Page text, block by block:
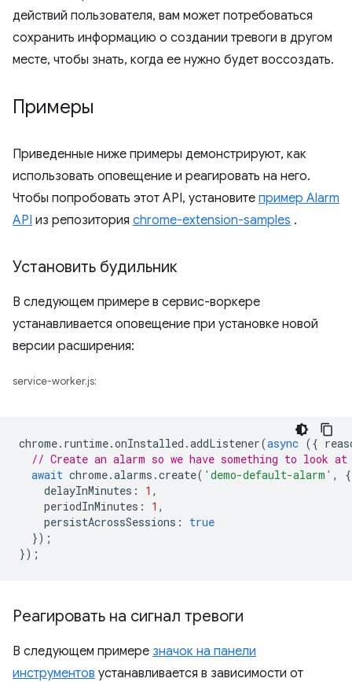
действий пользователя, вам может потребоваться
сохранить информацию о создании тревоги в другом
месте, чтобы знать, когда ее нужно будет воссоздать.
Примеры
Приведенные ниже примеры демонстрируют, как
использовать оповещение и реагировать на него.
Чтобы попробовать этот API, установите пример Alarm
API из репозитория chrome-extension-samples .
Установить будильник
В следующем примере в сервис-воркере
устанавливается оповещение при установке новой
версии расширения:
service-worker.js:
chrome. runtime.onInstalled .addListener(async ({
// Create an alarm so we have something to look at
await chrome.alarms .create( 'demo-default-alarm' ,
{
delayInMinutes : 1 ,
periodInMinutes : 1 ,
persistAcrossSessions :
true
});
});
Реагировать на сигнал тревоги
В следующем примере значок на панели
инструментов устанавливается в зависимости от